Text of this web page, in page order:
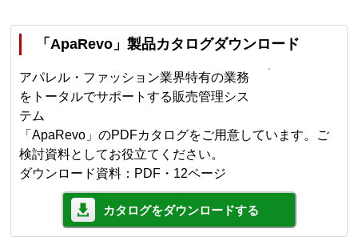
「ApaRevo」製品カタログダウンロード
アパレル・ファッション業界特有の業務
をトータルでサポートする販売管理シス
テム
「ApaRevo」のPDFカタログをご用意しています。ご
検討資料としてお役立てください。
ダウンロード資料：PDF・12ページ
カタログをダウンロードする